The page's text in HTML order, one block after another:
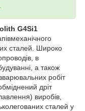
G4Si1
сталей. Широко
в
а також
робіт
дріт
виробів,
сталей у